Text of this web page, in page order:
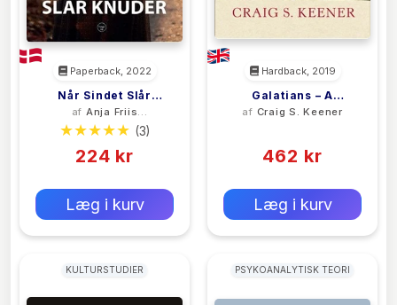
Paperback, 2022
Når Sindet Slår
Knuder
af Anja Friis
Christensen(3)
224 kr
Læg i kurv
Hardback, 2019
Galatians – A
Commentary
af Craig S. Keener
462 kr
Læg i kurv
KULTURSTUDIER PSYKOANALYTISK TEORI